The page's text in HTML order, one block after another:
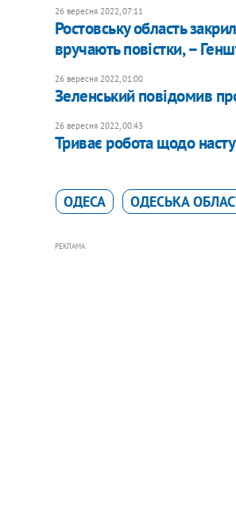
26 вересня 2022, 07:11
Ростовську область
вручають повістки, –
26 вересня 2022, 01:00
Зеленський повідомив
26 вересня 2022, 00:43
Триває робота щодо
ОДЕСА ОДЕСЬКА
РЕКЛАМА